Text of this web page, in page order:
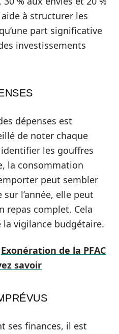
aide à structurer les
part significative
investissements
dépenses est
de noter chaque
les gouffres
la consommation
peut sembler
l’année, elle peut
repas complet. Cela
vigilance budgétaire.
Exonération de la PFAC
savoir
ses finances, il est